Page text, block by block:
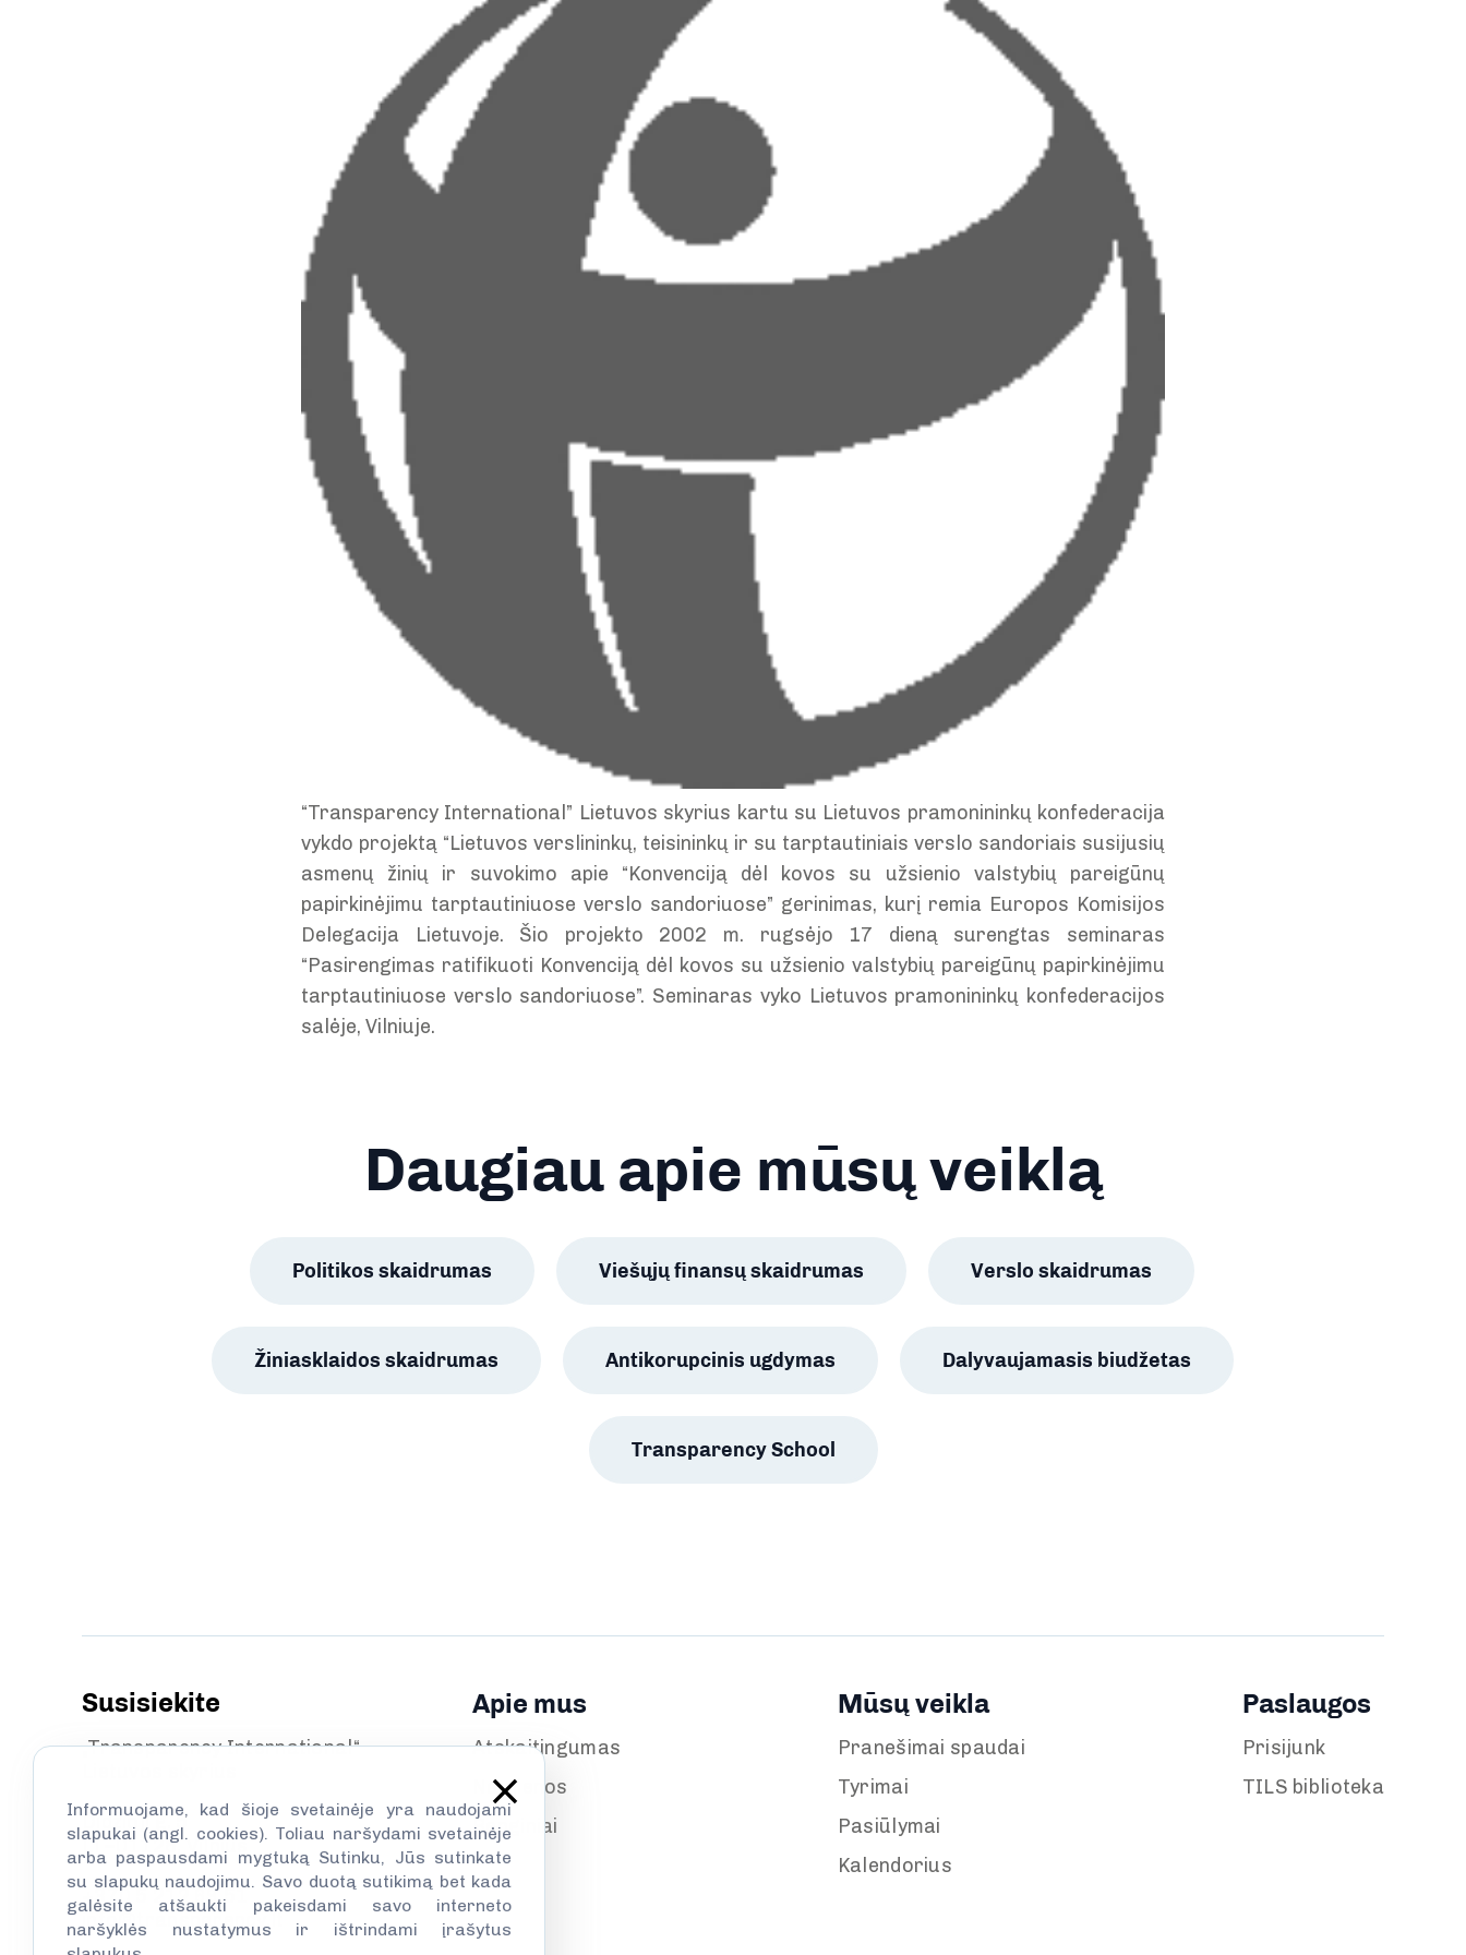
“Transparency International” Lietuvos skyrius kartu su Lietuvos pramonininkų konfederacija
vykdo projektą “Lietuvos verslininkų, teisininkų ir su tarptautiniais verslo sandoriais susijusių
asmenų žinių ir suvokimo apie “Konvenciją dėl kovos su užsienio valstybių pareigūnų
papirkinėjimu tarptautiniuose verslo sandoriuose” gerinimas, kurį remia Europos Komisijos
Delegacija Lietuvoje. Šio projekto 2002 m. rugsėjo 17 dieną surengtas seminaras
“Pasirengimas ratifikuoti Konvenciją dėl kovos su užsienio valstybių pareigūnų papirkinėjimu
tarptautiniuose verslo sandoriuose”. Seminaras vyko Lietuvos pramonininkų konfederacijos
salėje, Vilniuje.
Daugiau apie mūsų veiklą
Politikos skaidrumas Viešųjų finansų skaidrumas Verslo skaidrumas
Žiniasklaidos skaidrumas Antikorupcinis ugdymas Dalyvaujamasis biudžetas
Transparency School
Susisiekite
„Transparency International“
Didžioji g. 5
LT–01128, Vilnius
+370 5 212 69 51
info@transparency.lt
Apie mus
Atskaitingumas
Naujienos
Renginiai
Mūsų veikla
Pranešimai spaudai
Tyrimai
Pasiūlymai
Kalendorius
Paslaugos
Prisijunk
TILS biblioteka
Informuojame, kad šioje svetainėje yra naudojami
slapukai (angl. cookies). Toliau naršydami svetainėje
arba paspausdami mygtuką Sutinku, Jūs sutinkate
su slapukų naudojimu. Savo duotą sutikimą bet kada
galėsite atšaukti pakeisdami savo interneto
naršyklės nustatymus ir ištrindami įrašytus